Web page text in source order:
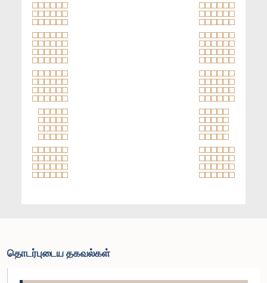
தொடர்புடைய தகவல்கள்